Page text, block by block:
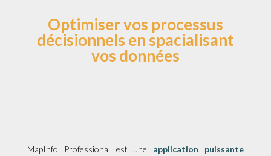
Optimiser vos processus
décisionnels en spacialisant
vos données
MapInfo Professional est une application puissante